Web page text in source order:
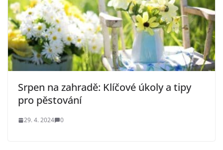
Srpen na zahradě: Klíčové úkoly a tipy
pro pěstování
29. 4. 2024 0